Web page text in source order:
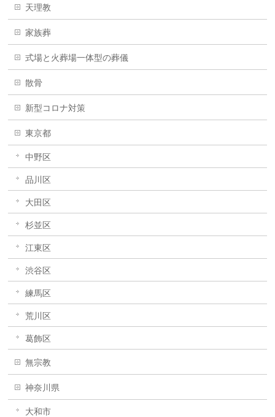
天理教
家族葬
式場と火葬場一体型の葬儀
散骨
新型コロナ対策
東京都
中野区
品川区
大田区
杉並区
江東区
渋谷区
練馬区
荒川区
葛飾区
無宗教
神奈川県
大和市